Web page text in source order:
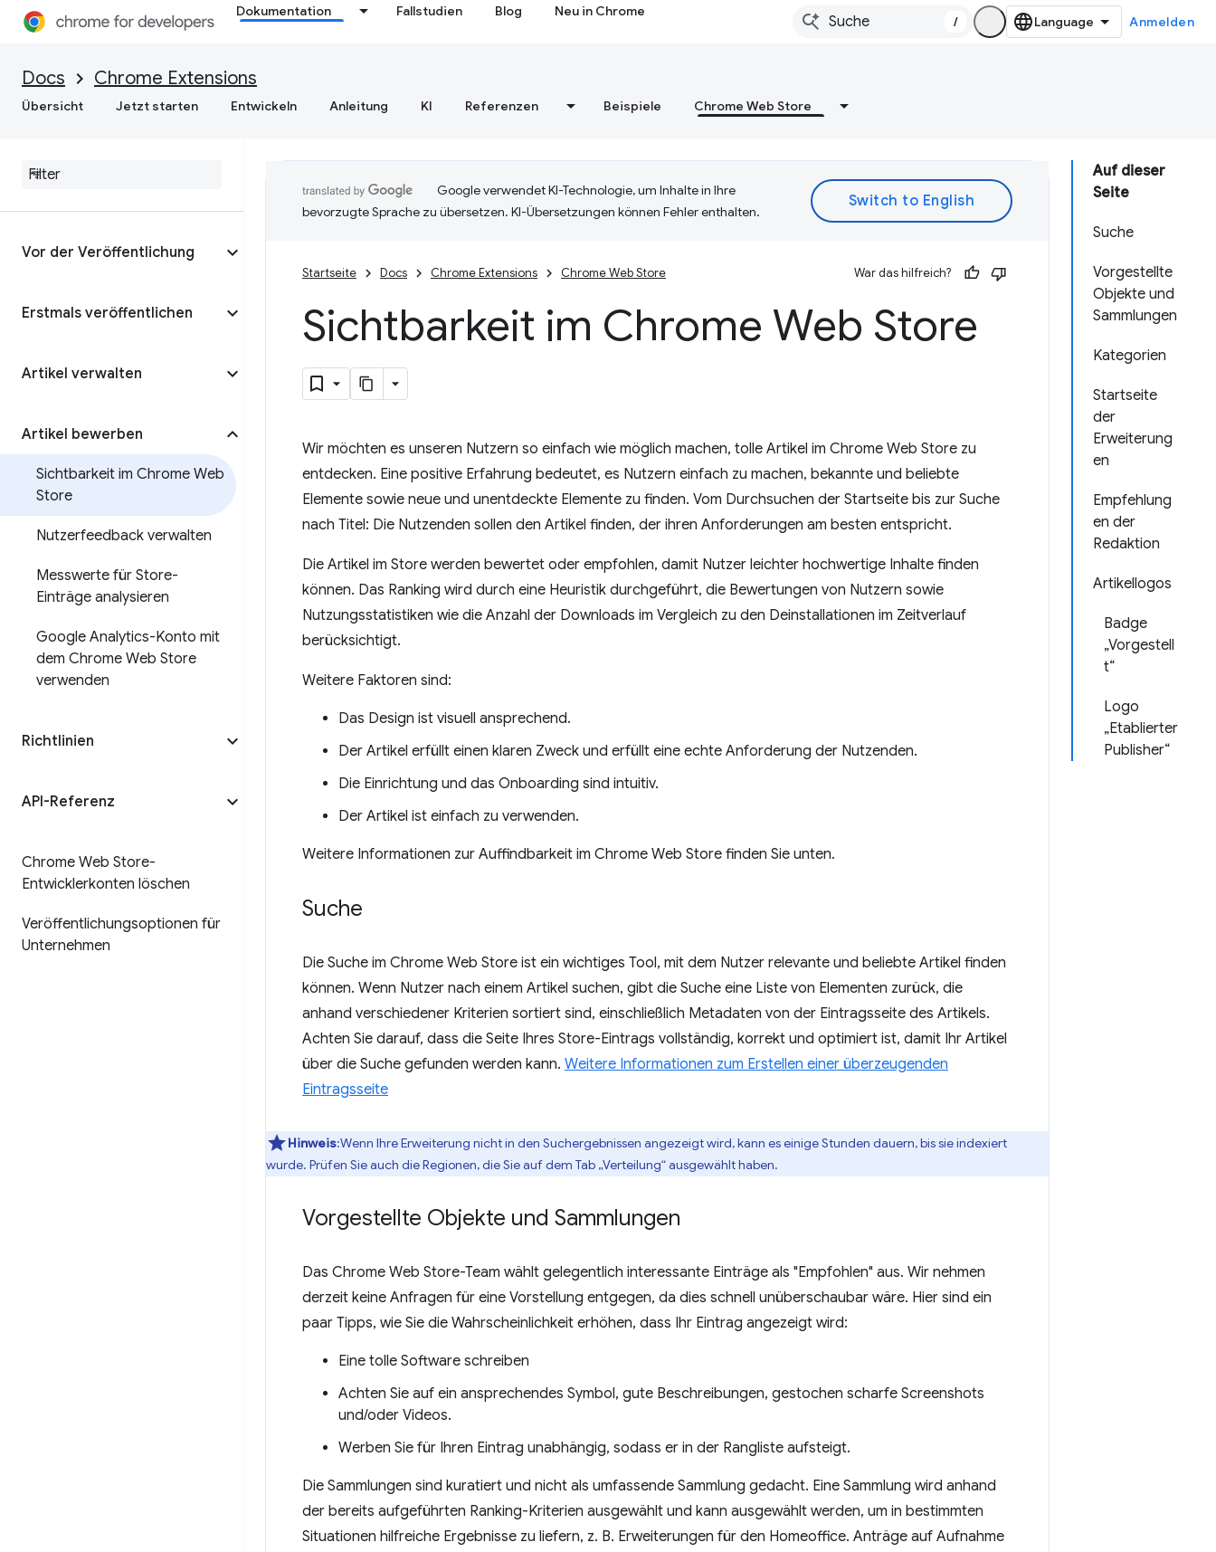
Dokumentation Fallstudien Blog Neu in Chrome
/ Anmelden
Docs Chrome Extensions
Übersicht Jetzt starten Entwickeln Anleitung KI Referenzen Beispiele Chrome Web Store
Vor der Veröffentlichung
Erstmals veröffentlichen
Artikel verwalten
Artikel bewerben
Sichtbarkeit im Chrome Web
Store
Nutzerfeedback verwalten
Messwerte für Store-
Einträge analysieren
Google Analytics-Konto mit
dem Chrome Web Store
verwenden
Richtlinien
API-Referenz
Chrome Web Store-
Entwicklerkonten löschen
Veröffentlichungsoptionen für
Unternehmen
Auf dieser
Seite
Suche
Vorgestellte
Objekte und
Sammlungen
Kategorien
Startseite
der
Erweiterung
en
Empfehlung
en der
Redaktion
Artikellogos
Badge
„Vorgestell
t“
Logo
„Etablierter
Publisher“
Google verwendet KI-Technologie, um Inhalte in Ihre
bevorzugte Sprache zu übersetzen. KI-Übersetzungen können Fehler enthalten.
Startseite Docs Chrome Extensions Chrome Web Store War das hilfreich?
Sichtbarkeit im Chrome Web Store
Wir möchten es unseren Nutzern so einfach wie möglich machen, tolle Artikel im Chrome Web Store zu
entdecken. Eine positive Erfahrung bedeutet, es Nutzern einfach zu machen, bekannte und beliebte
Elemente sowie neue und unentdeckte Elemente zu finden. Vom Durchsuchen der Startseite bis zur Suche
nach Titel: Die Nutzenden sollen den Artikel finden, der ihren Anforderungen am besten entspricht.
Die Artikel im Store werden bewertet oder empfohlen, damit Nutzer leichter hochwertige Inhalte finden
können. Das Ranking wird durch eine Heuristik durchgeführt, die Bewertungen von Nutzern sowie
Nutzungsstatistiken wie die Anzahl der Downloads im Vergleich zu den Deinstallationen im Zeitverlauf
berücksichtigt.
Weitere Faktoren sind:
Das Design ist visuell ansprechend.
Der Artikel erfüllt einen klaren Zweck und erfüllt eine echte Anforderung der Nutzenden.
Die Einrichtung und das Onboarding sind intuitiv.
Der Artikel ist einfach zu verwenden.
Weitere Informationen zur Auffindbarkeit im Chrome Web Store finden Sie unten.
Suche
Die Suche im Chrome Web Store ist ein wichtiges Tool, mit dem Nutzer relevante und beliebte Artikel finden
können. Wenn Nutzer nach einem Artikel suchen, gibt die Suche eine Liste von Elementen zurück, die
anhand verschiedener Kriterien sortiert sind, einschließlich Metadaten von der Eintragsseite des Artikels.
Achten Sie darauf, dass die Seite Ihres Store-Eintrags vollständig, korrekt und optimiert ist, damit Ihr Artikel
über die Suche gefunden werden kann. Weitere Informationen zum Erstellen einer überzeugenden
Eintragsseite
Hinweis:Wenn Ihre Erweiterung nicht in den Suchergebnissen angezeigt wird, kann es einige Stunden dauern, bis sie indexiert
wurde. Prüfen Sie auch die Regionen, die Sie auf dem Tab „Verteilung“ ausgewählt haben.
Vorgestellte Objekte und Sammlungen
Das Chrome Web Store-Team wählt gelegentlich interessante Einträge als "Empfohlen" aus. Wir nehmen
derzeit keine Anfragen für eine Vorstellung entgegen, da dies schnell unüberschaubar wäre. Hier sind ein
paar Tipps, wie Sie die Wahrscheinlichkeit erhöhen, dass Ihr Eintrag angezeigt wird:
Eine tolle Software schreiben
Achten Sie auf ein ansprechendes Symbol, gute Beschreibungen, gestochen scharfe Screenshots
und/oder Videos.
Werben Sie für Ihren Eintrag unabhängig, sodass er in der Rangliste aufsteigt.
Die Sammlungen sind kuratiert und nicht als umfassende Sammlung gedacht. Eine Sammlung wird anhand
der bereits aufgeführten Ranking-Kriterien ausgewählt und kann ausgewählt werden, um in bestimmten
Situationen hilfreiche Ergebnisse zu liefern, z. B. Erweiterungen für den Homeoffice. Anträge auf Aufnahme